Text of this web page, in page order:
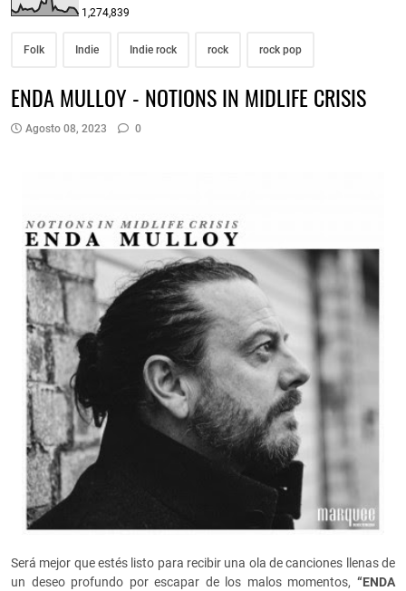
1,274,839
Folk Indie Indie rock rock rock pop
ENDA MULLOY - NOTIONS IN MIDLIFE CRISIS
Agosto 08, 2023 0
Será mejor que estés listo para recibir una ola de canciones llenas de
un deseo profundo por escapar de los malos momentos, “ENDA